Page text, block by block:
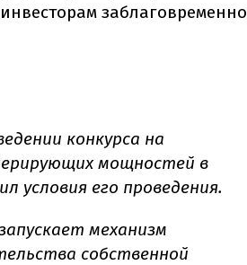
заблаговременно
конкурса на
мощностей в
условия его проведения.
механизм
собственной